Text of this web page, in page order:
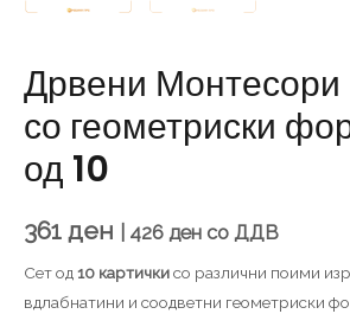
Дрвени Монтесори
со геометриски
од 10
361 ден 426 ден со ДДВ
Сет од 10 картичкисо различни поими
вдлабнатини и соодветни геометриски